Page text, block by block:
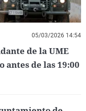
05/03/2026 14:54
de la UME
de las 19:00